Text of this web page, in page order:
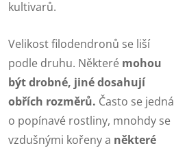
kultivarů.
Velikost filodendronů se liší
podle druhu. Některé mohou
být drobné, jiné dosahují
obřích rozměrů. Často se jedná
o popínavé rostliny, mnohdy se
vzdušnými kořeny a některé